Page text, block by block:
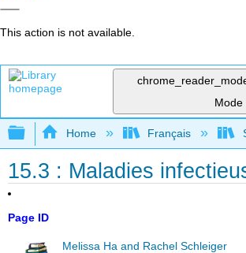
This action is not available.
Mode
Expand/collapse global
Home Français
15.3 : Maladies
Page ID
Melissa Ha and Rachel Schleiger